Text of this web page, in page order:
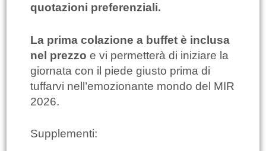
quotazioni preferenziali.
La prima colazione a buffet è inclusa
nel prezzo e vi permetterà di iniziare la
giornata con il piede giusto prima di
tuffarvi nell’emozionante mondo del MIR
2026.
Supplementi: